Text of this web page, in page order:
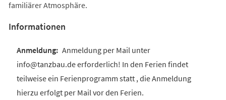
familiärer Atmosphäre.
Informationen
Anmeldung per Mail unter
info@tanzbau.de erforderlich! In den Ferien findet
teilweise ein Ferienprogramm statt , die Anmeldung
hierzu erfolgt per Mail vor den Ferien.